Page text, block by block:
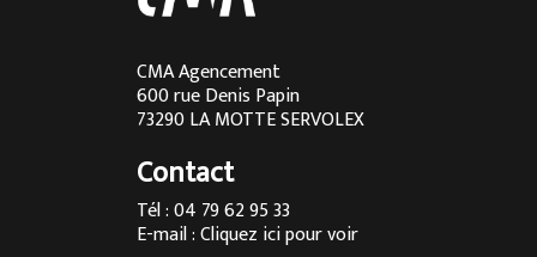
Cuisine sur mesure à Lyon
Cuisine sur mesure à Aix-les-Bains
Cuisine sur mesure à Chambéry
Menuisier à Chambéry
Agencement d’intérieur à Annecy
CMA Agencement
600 rue Denis Papin
73290 LA MOTTE SERVOLEX
Contact
Tél : 04 79 62 95 33
E-mail :Cliquez ici pour voir